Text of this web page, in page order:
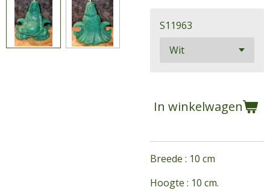
S11963
In winkelwagen
Breede : 10 cm
Hoogte : 10 cm.